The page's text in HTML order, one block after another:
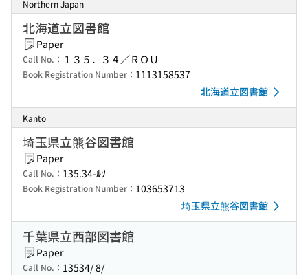
Northern Japan
北海道立図書館
Paper
Call No.： １３５．３４／ＲＯＵ
Book Registration Number： 1113158537
北海道立図書館
Kanto
埼玉県立熊谷図書館
Paper
Call No.： 135.34-ﾙｿ
Book Registration Number： 103653713
埼玉県立熊谷図書館
千葉県立西部図書館
Paper
Call No.： 13534/ 8/